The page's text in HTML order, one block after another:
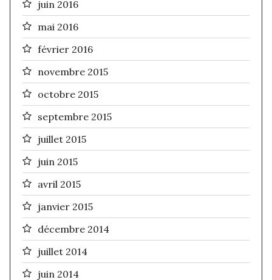
juin 2016
mai 2016
février 2016
novembre 2015
octobre 2015
septembre 2015
juillet 2015
juin 2015
avril 2015
janvier 2015
décembre 2014
juillet 2014
juin 2014